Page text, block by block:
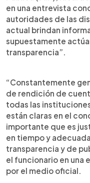
en una entrevista
autoridades de las
actual brindan
supuestamente
transparencia”.
“Constantemente
de rendición de
todas las
están claras en el
importante que es
en tiempo y
transparencia y de
el funcionario en una
por el medio oficial.